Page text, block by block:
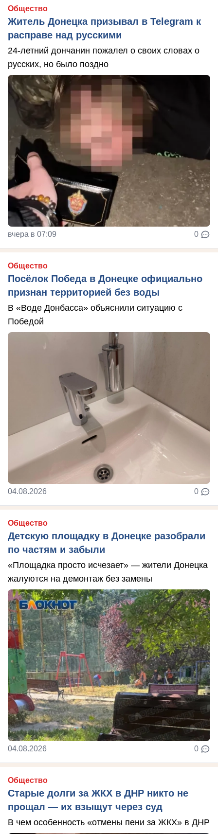
Общество
Житель Донецка призывал в Telegram к
расправе над русскими
24-летний дончанин пожалел о своих словах о
русских, но было поздно
вчера в 07:09 0
Общество
Посёлок Победа в Донецке официально
признан территорией без воды
В «Воде Донбасса» объяснили ситуацию с
Победой
04.08.2026 0
Общество
Детскую площадку в Донецке разобрали
по частям и забыли
«Площадка просто исчезает» — жители Донецка
жалуются на демонтаж без замены
04.08.2026 0
Общество
Старые долги за ЖКХ в ДНР никто не
прощал — их взыщут через суд
В чем особенность «отмены пени за ЖКХ» в ДНР